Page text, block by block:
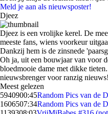
Meld je aan als nieuwsposter!
Djeez
Djeez is een vrolijke kerel. De
meeste fans, wiens voorkeur
Dankzij hem is de zinsnede
Oh ja, uit een bouwjaar van voor
bloedmooie dame met dikke
nieuwsbrenger voor ranzig nieuws!
Meest gelezen
5940900:45Random Pics van de
1606507:34Random Pics van de